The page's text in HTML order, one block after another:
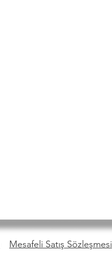
Mesafeli Satış Sözleşmesi